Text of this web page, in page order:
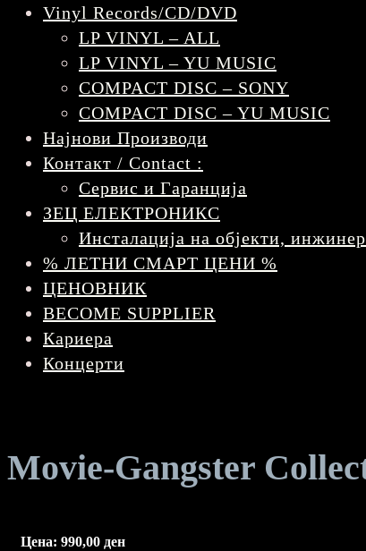
Vinyl Records/CD/DVD
LP VINYL – ALL
LP VINYL – YU MUSIC
COMPACT DISC – SONY
COMPACT DISC – YU MUSIC
Најнови Производи
Контакт / Contact :
Сервис и Гаранција
ЗЕЦ ЕЛЕКТРОНИКС
Инсталација на објекти,
% ЛЕТНИ СМАРТ ЦЕНИ %
ЦЕНОВНИК
BECOME SUPPLIER
Кариера
Концерти
Movie-Gangster
Цена: 990,00 ден